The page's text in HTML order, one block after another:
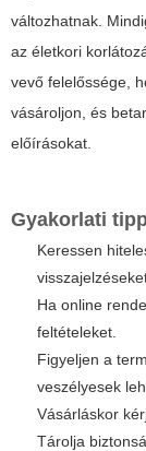
változhatnak.
az életkori
vevő felelőssége,
vásároljon, és
előírásokat.
Gyakorlati
Keressen
Ha online
feltételeket.
Figyeljen a
veszélyesek
Vásárláskor
Tárolja